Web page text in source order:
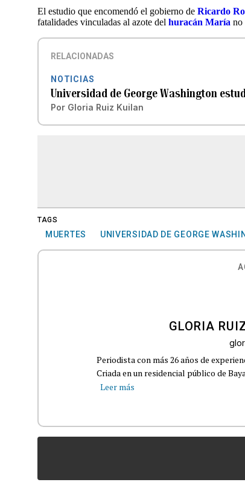
El estudio que encomendó el gobierno deRicardo
fatalidades vinculadas al azote delhuracán María no
RELACIONADAS
NOTICIAS
Universidad de George Washington
Por Gloria Ruiz Kuilan
TAGS
MUERTES UNIVERSIDAD DE GEORGE
GLORIA
Periodista con más 26 años de
Criada en un residencial público de
Leer más